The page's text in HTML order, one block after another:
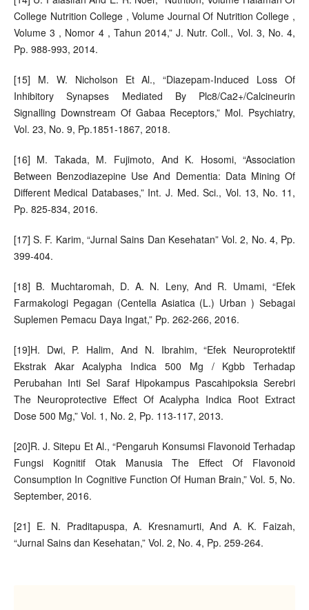
College Nutrition College , Volume Journal Of Nutrition College ,
Volume 3 , Nomor 4 , Tahun 2014,” J. Nutr. Coll., Vol. 3, No. 4,
Pp. 988-993, 2014.
[15] M. W. Nicholson Et Al., “Diazepam-Induced Loss Of
Inhibitory Synapses Mediated By Plc8/Ca2+/Calcineurin
Signalling Downstream Of Gabaa Receptors,” Mol. Psychiatry,
Vol. 23, No. 9, Pp.1851-1867, 2018.
[16] M. Takada, M. Fujimoto, And K. Hosomi, “Association
Between Benzodiazepine Use And Dementia: Data Mining Of
Different Medical Databases,” Int. J. Med. Sci., Vol. 13, No. 11,
Pp. 825-834, 2016.
[17] S. F. Karim, “Jurnal Sains Dan Kesehatan” Vol. 2, No. 4, Pp.
399-404.
[18] B. Muchtaromah, D. A. N. Leny, And R. Umami, “Efek
Farmakologi Pegagan (Centella Asiatica (L.) Urban ) Sebagai
Suplemen Pemacu Daya Ingat,” Pp. 262-266, 2016.
[19]H. Dwi, P. Halim, And N. Ibrahim, “Efek Neuroprotektif
Ekstrak Akar Acalypha Indica 500 Mg / Kgbb Terhadap
Perubahan Inti Sel Saraf Hipokampus Pascahipoksia Serebri
The Neuroprotective Effect Of Acalypha Indica Root Extract
Dose 500 Mg,” Vol. 1, No. 2, Pp. 113-117, 2013.
[20]R. J. Sitepu Et Al., “Pengaruh Konsumsi Flavonoid Terhadap
Fungsi Kognitif Otak Manusia The Effect Of Flavonoid
Consumption In Cognitive Function Of Human Brain,” Vol. 5, No.
September, 2016.
[21] E. N. Praditapuspa, A. Kresnamurti, And A. K. Faizah,
“Jurnal Sains dan Kesehatan,” Vol. 2, No. 4, Pp. 259-264.